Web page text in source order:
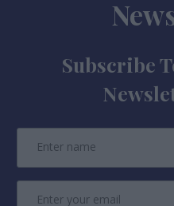
Subscribe